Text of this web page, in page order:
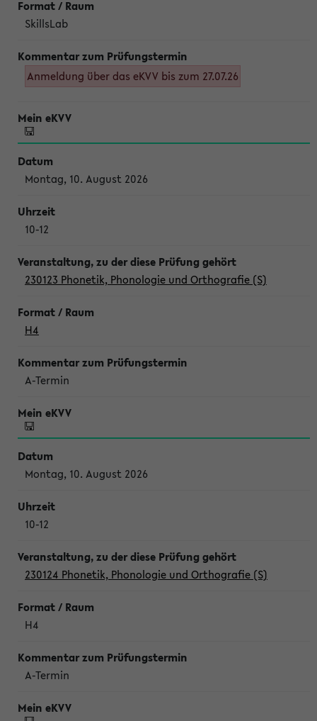
SkillsLab
Anmeldung über das eKVV bis zum 27.07.26
Montag, 10. August 2026
10-12
230123 Phonetik, Phonologie und Orthografie (S)
H4
A-Termin
Montag, 10. August 2026
10-12
230124 Phonetik, Phonologie und Orthografie (S)
H4
A-Termin